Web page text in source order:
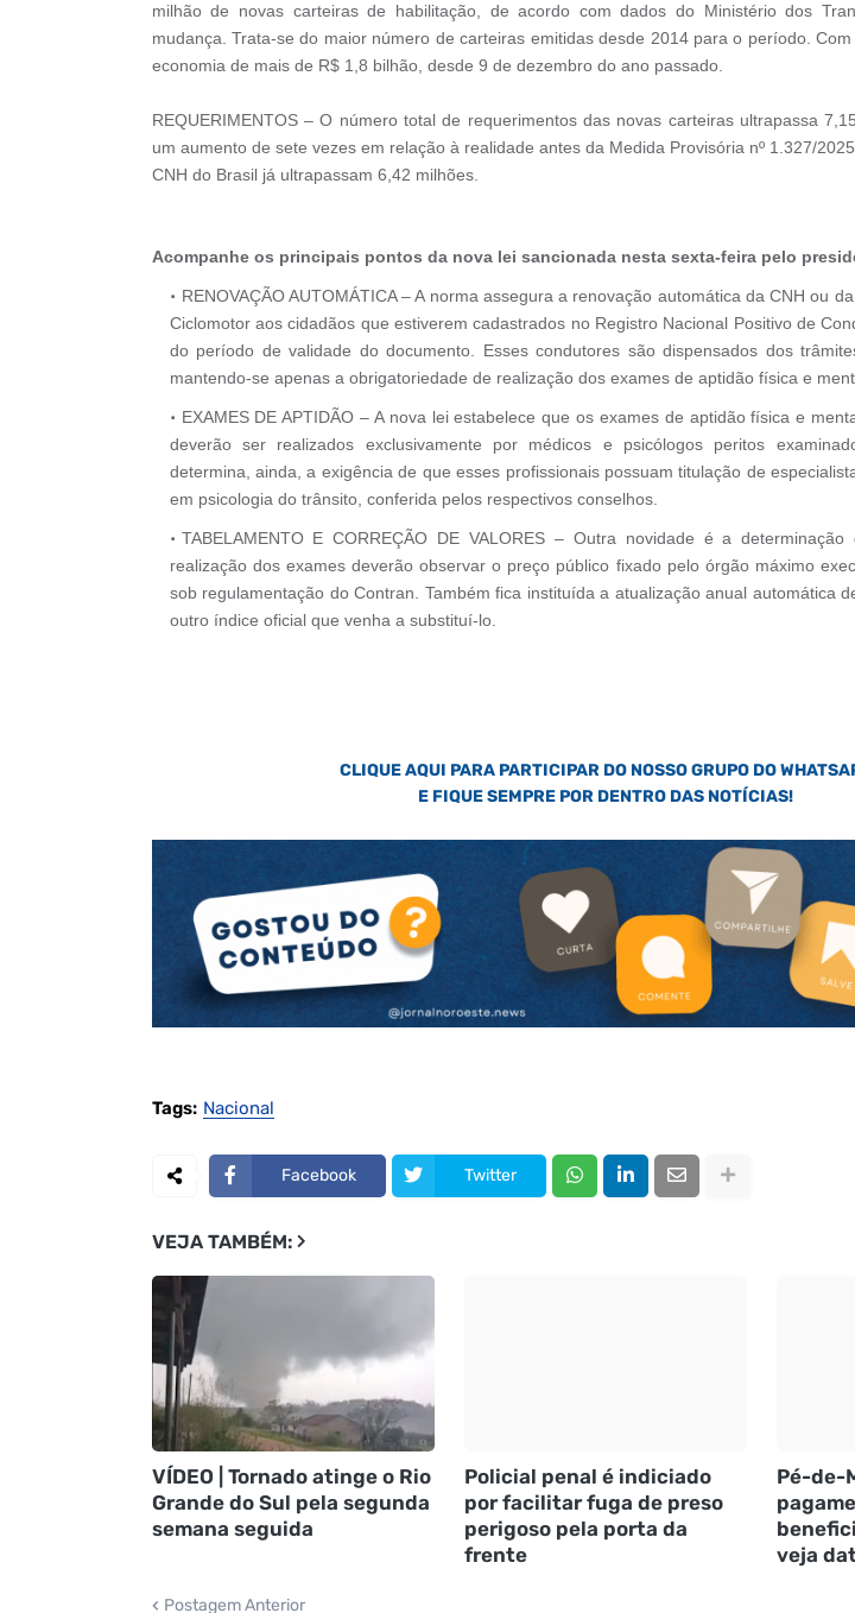
milhão de novas carteiras de habilitação, de acordo com dados do Ministério dos
mudança. Trata-se do maior número de carteiras emitidas desde 2014 para o período.
economia de mais de R$ 1,8 bilhão, desde 9 de dezembro do ano passado.
REQUERIMENTOS – O número total de requerimentos das novas carteiras ultrapassa
um aumento de sete vezes em relação à realidade antes da Medida Provisória nº 1.327/
CNH do Brasil já ultrapassam 6,42 milhões.
Acompanhe os principais pontos da nova lei sancionada nesta sexta-feira pelo
RENOVAÇÃO AUTOMÁTICA – A norma assegura a renovação automática da CNH ou
Ciclomotor aos cidadãos que estiverem cadastrados no Registro Nacional Positivo de
do período de validade do documento. Esses condutores são dispensados dos
mantendo-se apenas a obrigatoriedade de realização dos exames de aptidão física e
EXAMES DE APTIDÃO – A nova lei estabelece que os exames de aptidão física e
deverão ser realizados exclusivamente por médicos e psicólogos peritos
determina, ainda, a exigência de que esses profissionais possuam titulação de
em psicologia do trânsito, conferida pelos respectivos conselhos.
TABELAMENTO E CORREÇÃO DE VALORES – Outra novidade é a
realização dos exames deverão observar o preço público fixado pelo órgão máximo
sob regulamentação do Contran. Também fica instituída a atualização anual automática
outro índice oficial que venha a substituí-lo.
CLIQUE AQUI PARA PARTICIPAR DO NOSSO GRUPO DO
E FIQUE SEMPRE POR DENTRO DAS NOTÍCIAS!
Tags: Nacional
Facebook Twitter
VEJA TAMBÉM:
VÍDEO | Tornado atinge o Rio
Grande do Sul pela segunda
semana seguida
Policial penal é indiciado
por facilitar fuga de preso
perigoso pela porta da
frente
Pé-de-
veja
Postagem Anterior